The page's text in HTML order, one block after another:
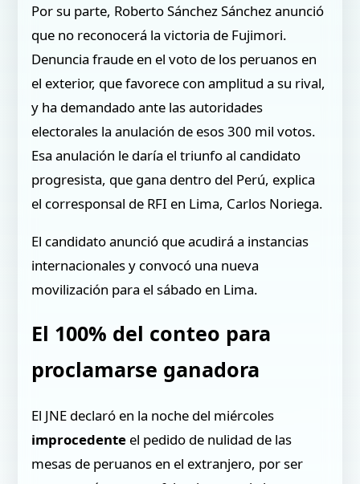
Por su parte, Roberto Sánchez Sánchez anunció
que no reconocerá la victoria de Fujimori.
Denuncia fraude en el voto de los peruanos en
el exterior, que favorece con amplitud a su rival,
y ha demandado ante las autoridades
electorales la anulación de esos 300 mil votos.
Esa anulación le daría el triunfo al candidato
progresista, que gana dentro del Perú, explica
el corresponsal de RFI en Lima, Carlos Noriega.
El candidato anunció que acudirá a instancias
internacionales y convocó una nueva
movilización para el sábado en Lima.
El 100% del conteo para
proclamarse ganadora
El JNE declaró en la noche del miércoles
improcedente el pedido de nulidad de las
mesas de peruanos en el extranjero, por ser